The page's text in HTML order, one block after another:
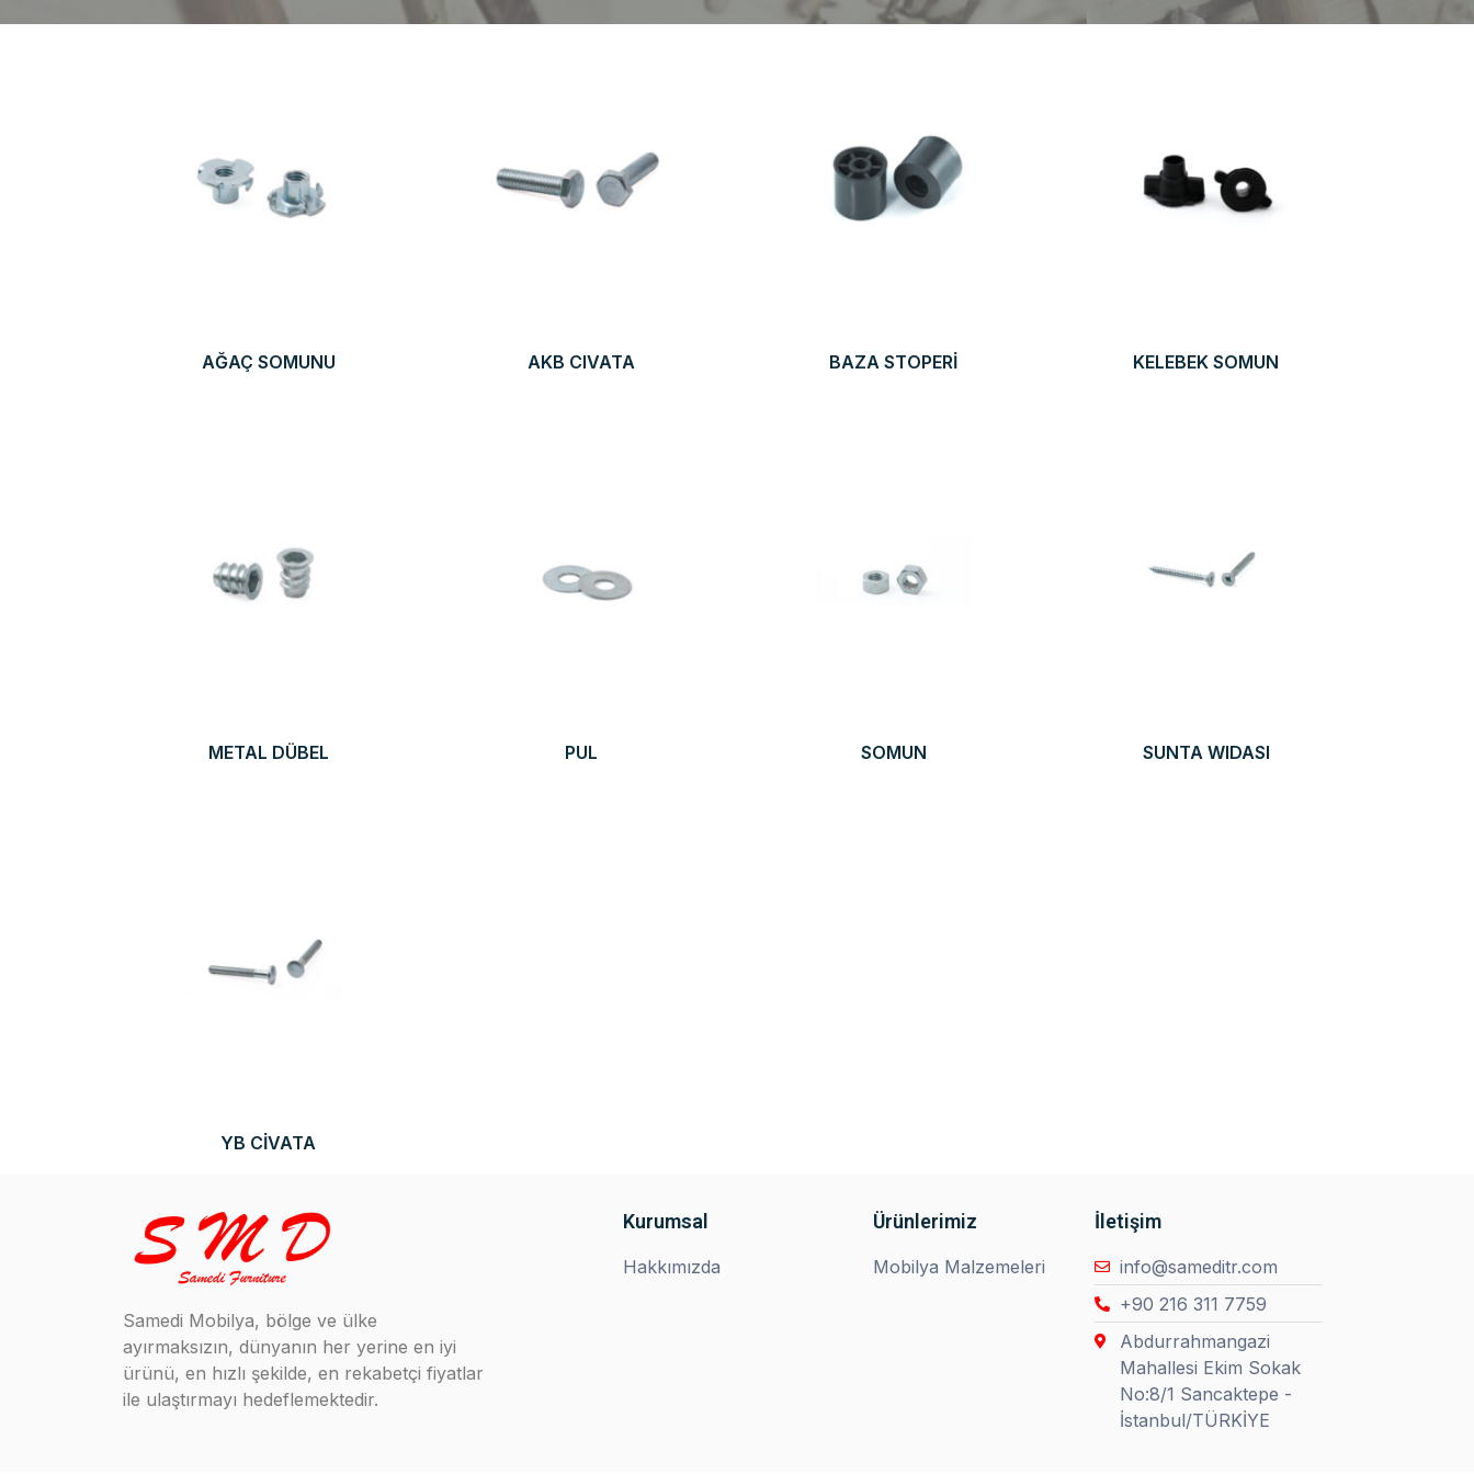
AĞAÇ SOMUNU AKB CIVATA BAZA STOPERİ KELEBEK SOMUN
METAL DÜBEL PUL SOMUN SUNTA WIDASI
YB CİVATA
Samedi Mobilya, bölge ve ülke
ayırmaksızın, dünyanın her yerine en iyi
ürünü, en hızlı şekilde, en rekabetçi fiyatlar
ile ulaştırmayı hedeflemektedir.
Kurumsal
Hakkımızda
Ürünlerimiz
Mobilya Malzemeleri
İletişim
info@sameditr.com
+90 216 311 7759
Abdurrahmangazi
Mahallesi Ekim Sokak
No:8/1 Sancaktepe -
İstanbul/TÜRKİYE